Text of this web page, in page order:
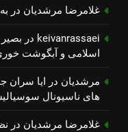
غلامرضا مرشدیان در
keivanrassaei در
اسلامی و آبگوشت
مرشدیان در ایا سران
های ناسیونال
غلامرضا مرشدیان در